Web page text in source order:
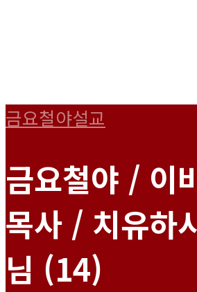
금요철야설교
금요철야 / 이
목사 / 치유하
님 (14)